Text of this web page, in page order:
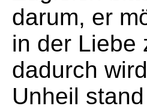
darum, er
in der Liebe
dadurch
Unheil